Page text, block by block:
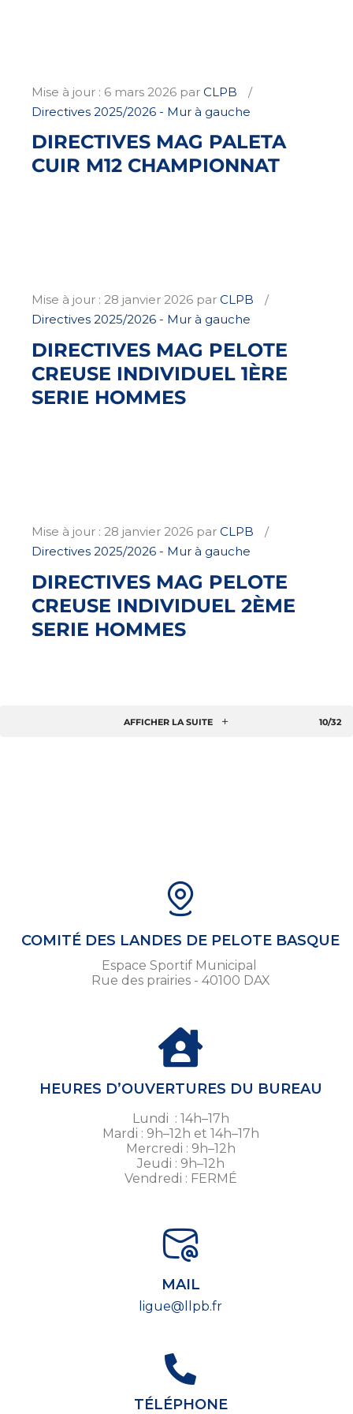
Mise à jour : 6 mars 2026 par CLPB
Directives 2025/2026 - Mur à gauche
DIRECTIVES MAG PALETA
CUIR M12 CHAMPIONNAT
Mise à jour : 28 janvier 2026 par CLPB
Directives 2025/2026 - Mur à gauche
DIRECTIVES MAG PELOTE
CREUSE INDIVIDUEL 1ÈRE
SERIE HOMMES
Mise à jour : 28 janvier 2026 par CLPB
Directives 2025/2026 - Mur à gauche
DIRECTIVES MAG PELOTE
CREUSE INDIVIDUEL 2ÈME
SERIE HOMMES
AFFICHER LA SUITE 10/32
COMITÉ DES LANDES DE PELOTE BASQUE
Espace Sportif Municipal
Rue des prairies - 40100 DAX
HEURES D’OUVERTURES DU BUREAU
Lundi : 14h–17h
Mardi : 9h–12h et 14h–17h
Mercredi : 9h–12h
Jeudi : 9h–12h
Vendredi : FERMÉ
MAIL
ligue@llpb.fr
TÉLÉPHONE